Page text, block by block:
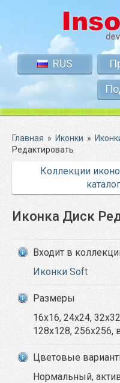
RUS
Главная » Иконки »
Редактировать
Коллекции
Иконка Диск
Входит в
Иконки Soft
Размеры
16x16, 24x24,
128x128, 256x256,
Цветовые
Нормальный,